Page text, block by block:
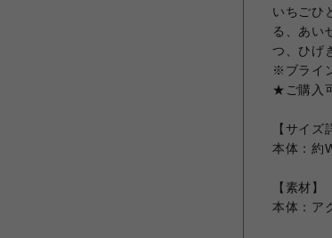
いちごひ
る、あい
つ、ひげ
※ブライ
★ご購入
【サイズ
本体：約
【素材】
本体：ア